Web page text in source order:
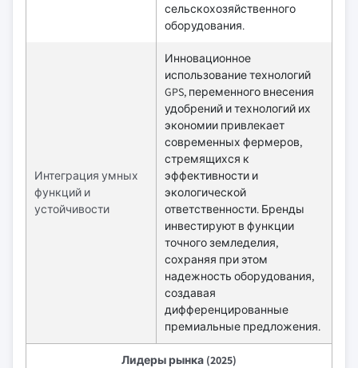
сельскохозяйственного
оборудования.
Интеграция умных
функций и
устойчивости
Инновационное
использование технологий
GPS, переменного внесения
удобрений и технологий их
экономии привлекает
современных фермеров,
стремящихся к
эффективности и
экологической
ответственности. Бренды
инвестируют в функции
точного земледелия,
сохраняя при этом
надежность оборудования,
создавая
дифференцированные
премиальные предложения.
Лидеры рынка (2025)